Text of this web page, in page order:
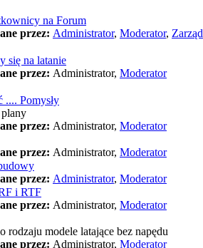
na Forum
przez: Administrator, Moderator, Zarząd
się na latanie
przez: Administrator, Moderator
.... Pomysły
plany
przez: Administrator, Moderator
przez: Administrator, Moderator
przez: Administrator, Moderator
i RTF
przez: Administrator, Moderator
rodzaju modele latające bez napędu
przez: Administrator, Moderator